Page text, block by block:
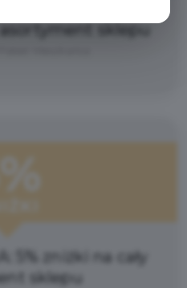
asortyment sklepu
5% zniżki na cały
sklepu